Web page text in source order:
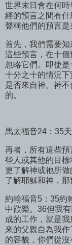
世界末日會在何
經的預言之間有
聲稱他們的預言是
首先，我們需要
這些預言，在十
忽略它們。即使
十分之十的情況
是否來自神。神
的。
馬太福音24：35
再者，所有這些
些人或其他的目
更了解神或祂所
了解耶穌和神，
約翰福音5：35約
中歡樂。36但我
成的工作，就是
來的父親自為我
的容貌，你們從